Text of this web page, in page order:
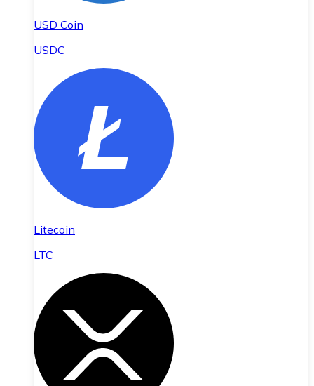
USD Coin
USDC
Litecoin
LTC